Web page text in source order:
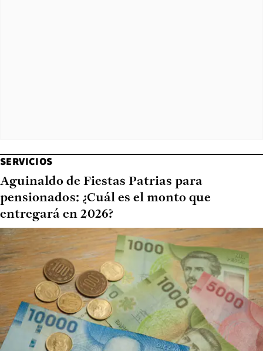
SERVICIOS
Aguinaldo de Fiestas Patrias para
pensionados: ¿Cuál es el monto que
entregará en 2026?